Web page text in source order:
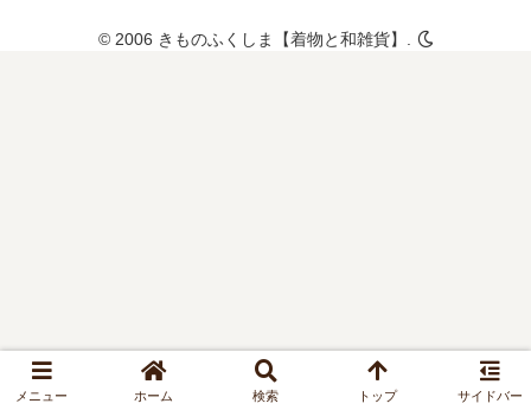
© 2006 きものふくしま【着物と和雑貨】.
メニュー ホーム 検索 トップ サイドバー